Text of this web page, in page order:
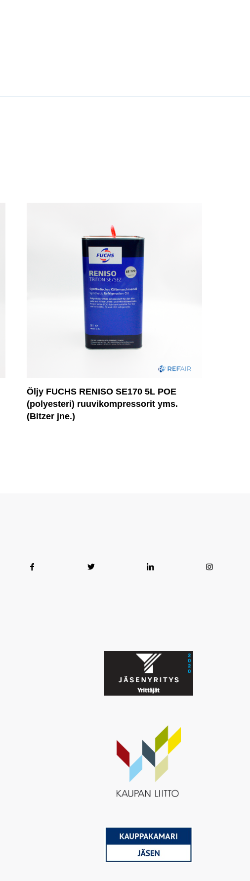
Öljy FUCHS RENISO SE170 5L POE
(polyesteri) ruuvikompressorit yms.
(Bitzer jne.)